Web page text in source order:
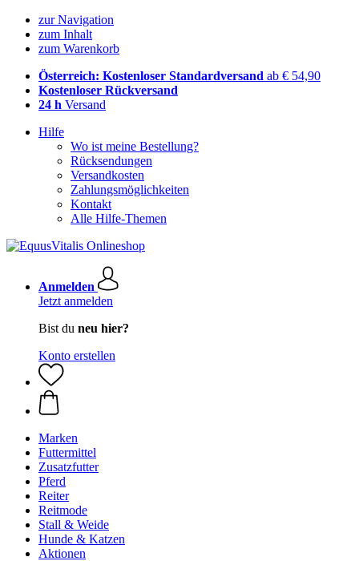
zur Navigation
zum Inhalt
zum Warenkorb
Österreich: Kostenloser Standardversand ab € 54,90
Kostenloser Rückversand
24 h Versand
Hilfe
Wo ist meine Bestellung?
Rücksendungen
Versandkosten
Zahlungsmöglichkeiten
Kontakt
Alle Hilfe-Themen
Anmelden
Jetzt anmelden
Bist du neu hier?
Konto erstellen
Marken
Futtermittel
Zusatzfutter
Pferd
Reiter
Reitmode
Stall & Weide
Hunde & Katzen
Aktionen